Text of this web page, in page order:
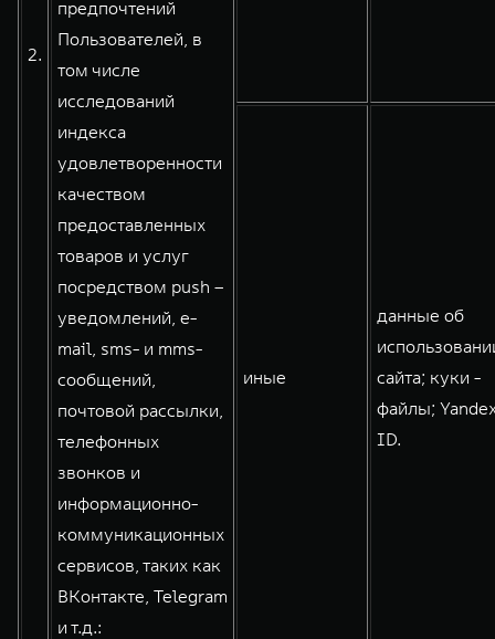
2.
предпочтений
Пользователей, в
том числе
исследований
индекса
удовлетворенности
качеством
предоставленных
товаров и услуг
посредством push –
уведомлений, e-
mail, sms- и mms-
сообщений,
почтовой рассылки,
телефонных
звонков и
информационно-
коммуникационных
сервисов, таких как
ВКонтакте, Telegram
и т.д.:
иные
данные об
сайта; куки -
файлы;
ID.